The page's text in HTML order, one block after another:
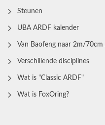
Steunen
UBA ARDF kalender
Van Baofeng naar 2m/70cm
Verschillende disciplines
Wat is "Classic ARDF"
Wat is FoxOring?